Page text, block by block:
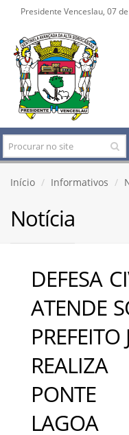
Presidente Venceslau, 07
Início Informativos
Notícia
DEFESA
ATENDE